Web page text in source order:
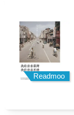
Readmoo